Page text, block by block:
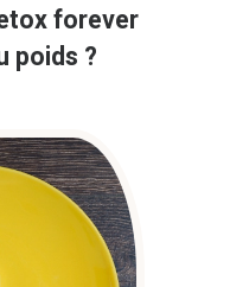
forever
poids ?